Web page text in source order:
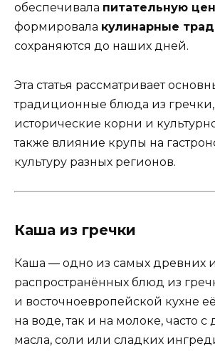
обеспечивала питательную
формировала кулинарные
сохраняются до наших дней.
Эта статья рассматривает
традиционные блюда из
исторические корни и
также влияние крупы на
культуру разных регионов.
Каша из гречки
Каша — одно из самых древних и
распространённых блюд из
и восточноевропейской кухне
на воде, так и на молоке, часто
масла, соли или сладких